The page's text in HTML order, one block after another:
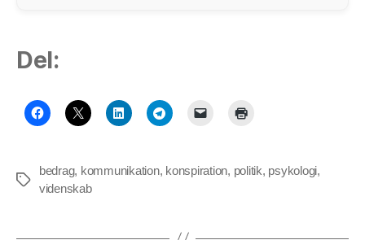
Del:
Tags
bedrag, kommunikation, konspiration, politik, psykologi,
videnskab